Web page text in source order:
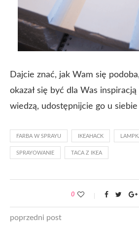
Dajcie znać, jak Wam się
okazał się być dla Was
wiedzą, udostępnijcie go u
FARBA W SPRAYU IKEAHACK
SPRAYOWANIE TACA Z IKEA
0
poprzedni post